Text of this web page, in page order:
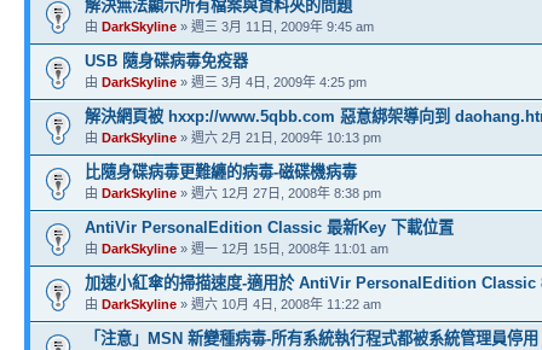
解決無法顯示所有檔案與資料夾的問題
由 DarkSkyline » 週三 3月 11日, 2009年 9:45 am
USB 隨身碟病毒免疫器
由 DarkSkyline » 週三 3月 4日, 2009年 4:25 pm
解決網頁被 hxxp://www.5qbb.com 惡意綁架導向到
由 DarkSkyline » 週六 2月 21日, 2009年 10:13 pm
比隨身碟病毒更難纏的病毒-磁碟機病毒
由 DarkSkyline » 週六 12月 27日, 2008年 8:38 pm
AntiVir PersonalEdition Classic 最新Key 下載位置
由 DarkSkyline » 週一 12月 15日, 2008年 11:01 am
加速小紅傘的掃描速度-適用於 AntiVir PersonalEdition Classic
由 DarkSkyline » 週六 10月 4日, 2008年 11:22 am
「注意」MSN 新變種病毒-所有系統執行程式都被系統管理員停用